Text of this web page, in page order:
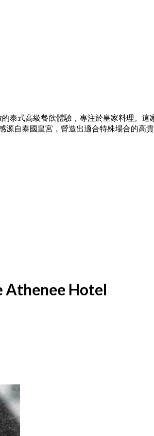
泰式高級餐飲體驗，專注於皇家料理。
自泰國皇宮，營造出適合特殊場合的高
Athenee Hotel